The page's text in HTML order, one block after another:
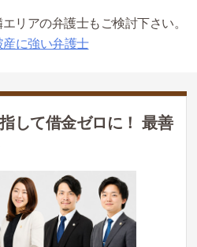
リアの弁護士もご検討下さい。
に強い弁護士
して借金ゼロに！ 最善